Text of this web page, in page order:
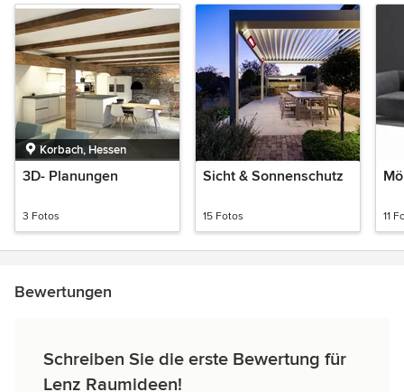
Korbach, Hessen
3D- Planungen
3 Fotos
Sicht & Sonnenschutz
15 Fotos 11
Bewertungen
Schreiben Sie die erste Bewertung für
Lenz Raumideen!